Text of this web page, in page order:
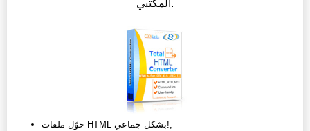
المكتبي.
حوّل ملفات HTML بشكل جماعي!;